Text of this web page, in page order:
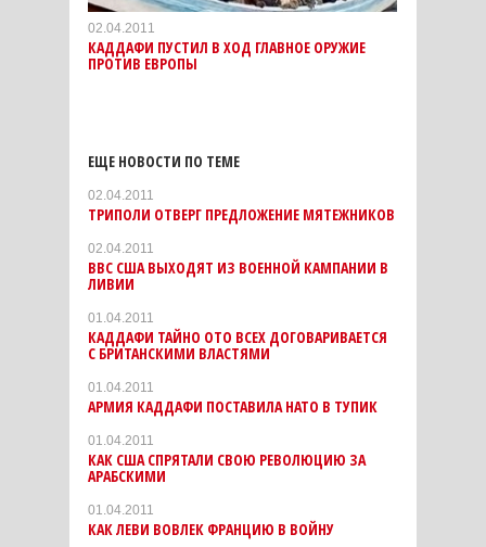
02.04.2011
КАДДАФИ ПУСТИЛ В ХОД ГЛАВНОЕ ОРУЖИЕ
ПРОТИВ ЕВРОПЫ
ЕЩЕ НОВОСТИ ПО ТЕМЕ
02.04.2011
ТРИПОЛИ ОТВЕРГ ПРЕДЛОЖЕНИЕ МЯТЕЖНИКОВ
02.04.2011
ВВС США ВЫХОДЯТ ИЗ ВОЕННОЙ КАМПАНИИ В
ЛИВИИ
01.04.2011
КАДДАФИ ТАЙНО ОТО ВСЕХ ДОГОВАРИВАЕТСЯ
С БРИТАНСКИМИ ВЛАСТЯМИ
01.04.2011
АРМИЯ КАДДАФИ ПОСТАВИЛА НАТО В ТУПИК
01.04.2011
КАК США СПРЯТАЛИ СВОЮ РЕВОЛЮЦИЮ ЗА
АРАБСКИМИ
01.04.2011
КАК ЛЕВИ ВОВЛЕК ФРАНЦИЮ В ВОЙНУ